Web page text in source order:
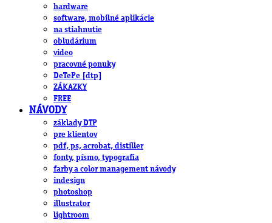
hardware
software, mobilné aplikácie
na stiahnutie
obludárium
video
pracovné ponuky
DeTePe [dtp]
ZÁKAZKY
FREE
NÁVODY
základy DTP
pre klientov
pdf, ps, acrobat, distiller
fonty, písmo, typografia
farby a color management návody
indesign
photoshop
illustrator
lightroom